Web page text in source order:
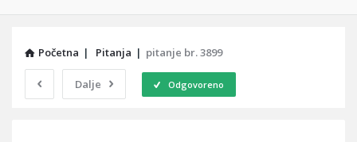
Početna | Pitanja | pitanje br. 3899
Dalje Odgovoreno